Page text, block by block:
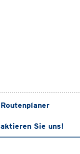
Sie uns!